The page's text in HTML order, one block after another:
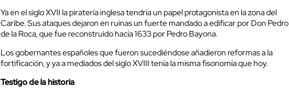
Ya en el siglo XVII la piratería inglesa tendría un papel protagonista en la zona del
Caribe. Sus ataques dejaron en ruinas un fuerte mandado a edificar por Don Pedro
de la Roca, que fue reconstruido hacia 1633 por Pedro Bayona.
Los gobernantes españoles que fueron sucediéndose añadieron reformas a la
fortificación, y ya a mediados del siglo XVIII tenía la misma fisonomía que hoy.
Testigo de la historia